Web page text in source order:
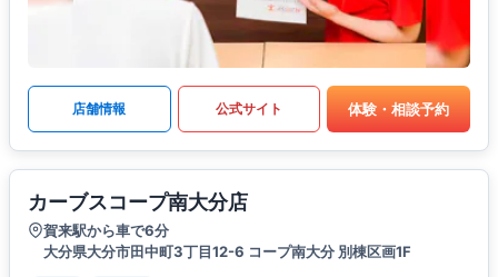
店舗情報 公式サイト 体験・相談予約
カーブスコープ南大分店
賀来駅から車で6分
大分県大分市田中町3丁目12-6 コープ南大分 別棟区画1F